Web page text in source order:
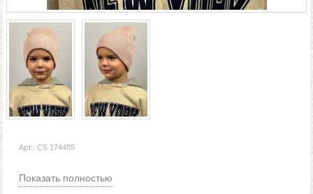
Арт.: CS 174455
Показать полностью